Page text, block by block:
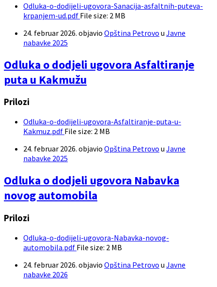
Odluka-o-dodijeli-ugovora-Sanacija-asfaltnih-puteva-
krpanjem-ud.pdf File size: 2 MB
24. februar 2026. objavio Opština Petrovo u Javne
nabavke 2025
Odluka o dodjeli ugovora Asfaltiranje
puta u Kakmužu
Prilozi
Odluka-o-dodijeli-ugovora-Asfaltiranje-puta-u-
Kakmuz.pdf File size: 2 MB
24. februar 2026. objavio Opština Petrovo u Javne
nabavke 2025
Odluka o dodjeli ugovora Nabavka
novog automobila
Prilozi
Odluka-o-dodijeli-ugovora-Nabavka-novog-
automobila.pdf File size: 2 MB
24. februar 2026. objavio Opština Petrovo u Javne
nabavke 2026